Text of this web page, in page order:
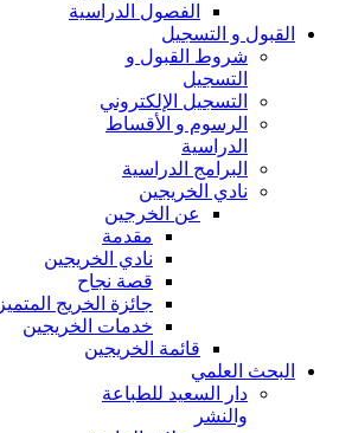
الفصول الدراسية
القبول و التسجيل
شروط القبول و
التسجيل
التسجيل الإلكتروني
الرسوم و الأقساط
الدراسية
البرامج الدراسية
نادي الخريجين
عن الخرجين
مقدمة
نادي الخريجين
قصة نجاح
جائزة الخريج المتميز
خدمات الخريجين
قائمة الخريجين
البحث العلمي
دار السعيد للطباعة
والنشر